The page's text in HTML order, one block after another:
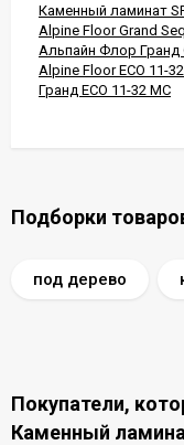
Каменный ламинат
Alpine Floor Grand
Альпайн Флор Гранд
Alpine Floor ECO 11-
Гранд ECO 11-32 MC
Подборки
под дерево
Покупатели,
Каменный